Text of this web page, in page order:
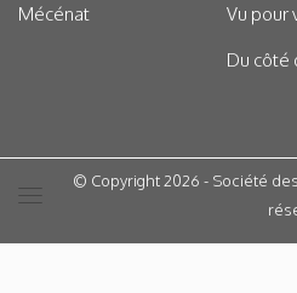
Mécénat
Vu pour
Du côté
© Copyright 2026 - Société